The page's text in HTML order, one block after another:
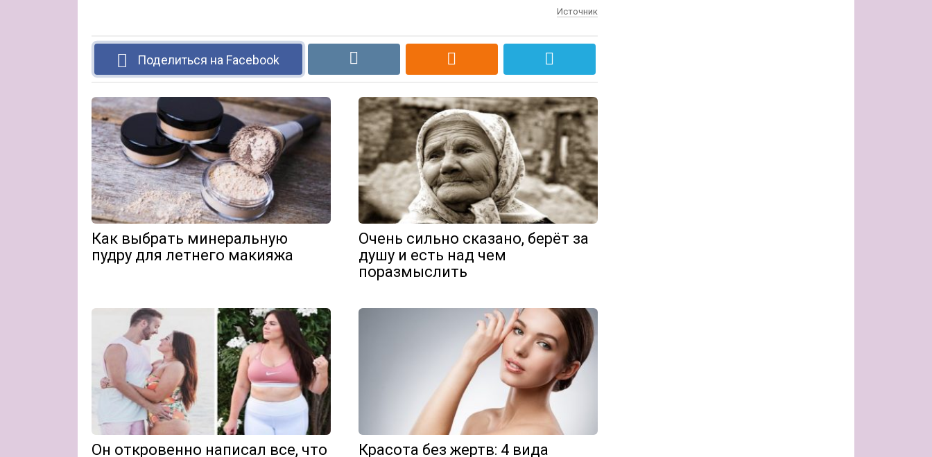
Источник
Поделиться на Facebook
Как выбрать минеральную
пудру для летнего макияжа
Очень сильно сказано, берёт за
душу и есть над чем
поразмыслить
Он откровенно написал все, что Красота без жертв: 4 вида